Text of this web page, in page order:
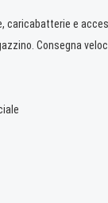
caricabatterie e
Consegna